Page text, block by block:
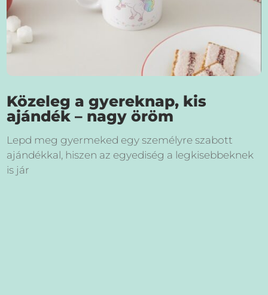
Közeleg a gyereknap, kis
ajándék – nagy öröm
Lepd meg gyermeked egy személyre szabott
ajándékkal, hiszen az egyediség a legkisebbeknek
is jár